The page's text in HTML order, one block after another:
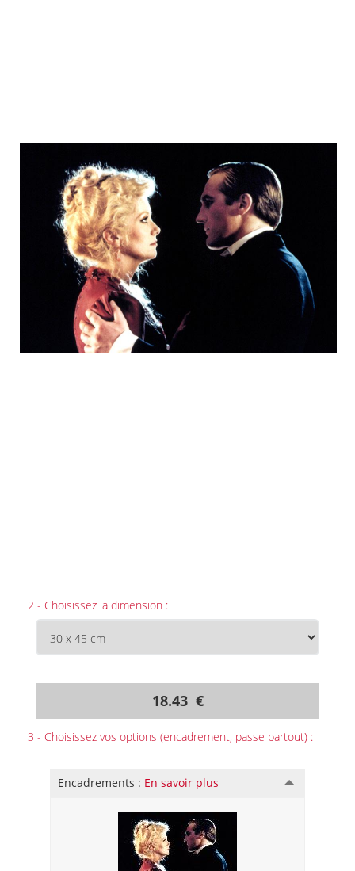
2 - Choisissez la dimension :
18.43 €
3 - Choisissez vos options (encadrement, passe partout) :
Encadrements : En savoir plus